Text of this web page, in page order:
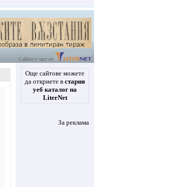
Сайтът е част от
Още сайтове можете
да откриете в стария
уеб каталог на
LiterNet
За реклама